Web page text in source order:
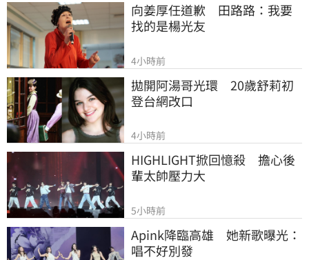
向姜厚任道歉　田路路：我要
找的是楊光友
4小時前
拋開阿湯哥光環　20歲舒莉初
登台網改口
4小時前
HIGHLIGHT掀回憶殺　擔心後
輩太帥壓力大
5小時前
Apink降臨高雄　她新歌曝光：
唱不好別發